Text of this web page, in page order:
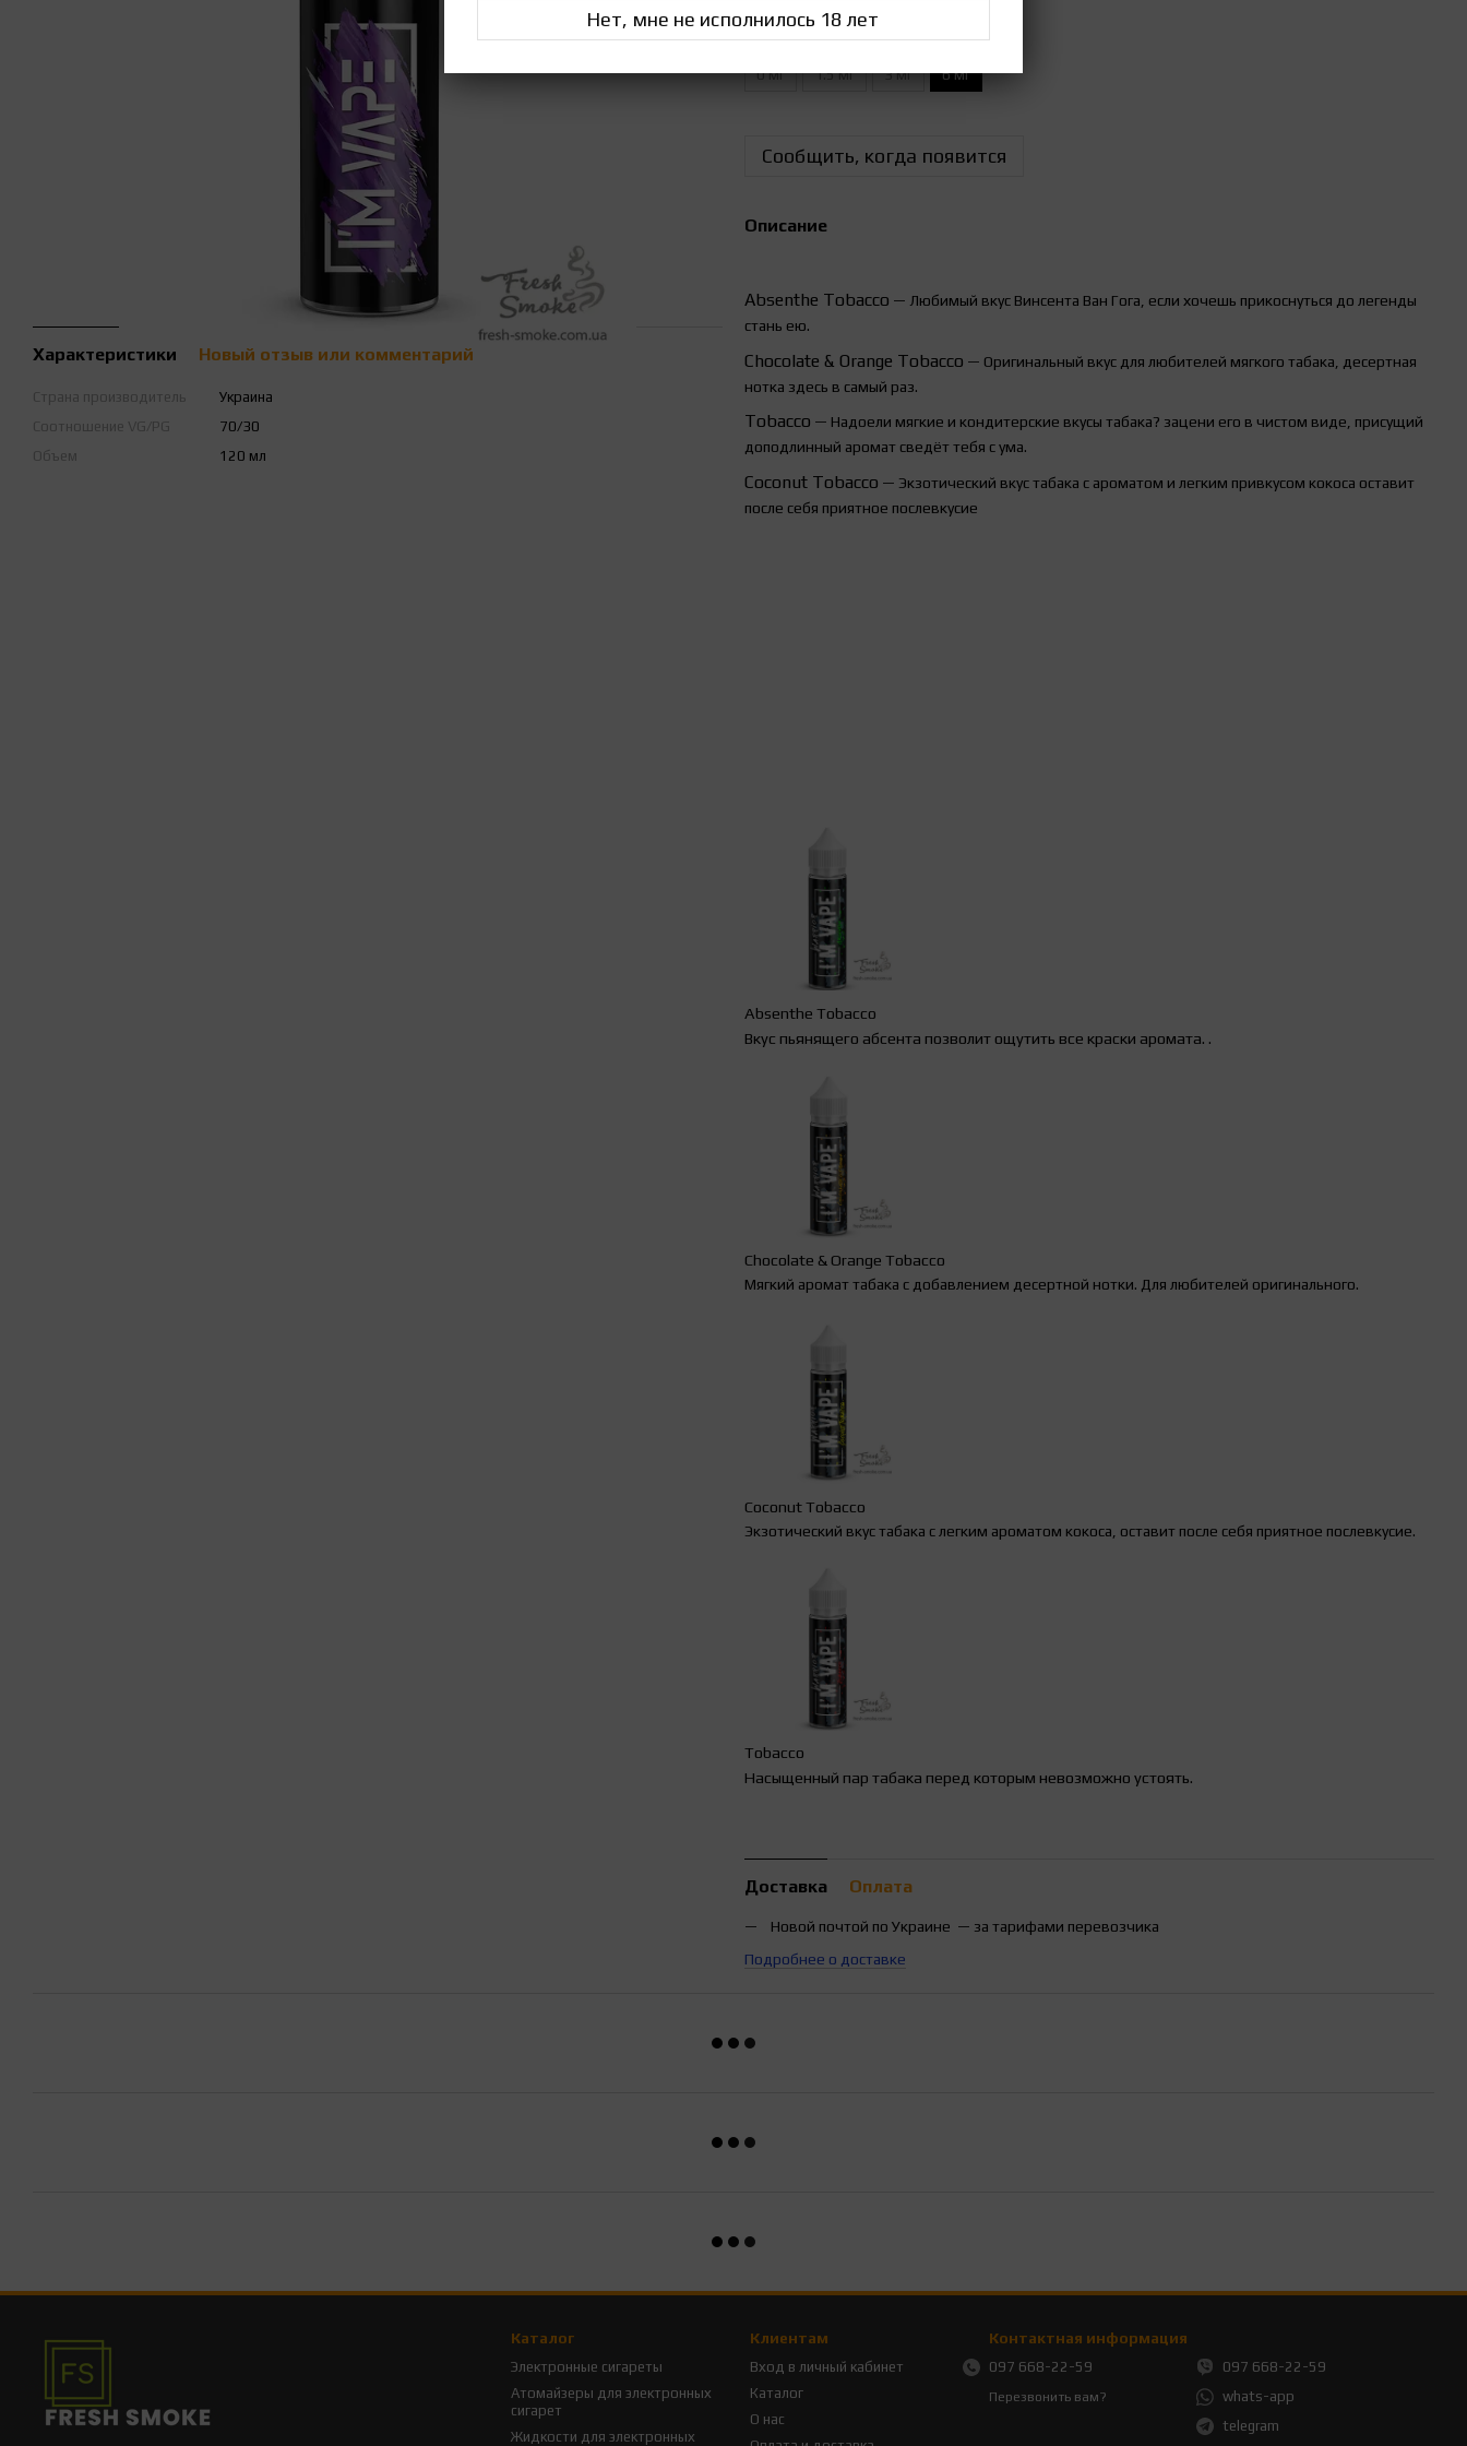
Характеристики Новый отзыв или комментарий
Страна производитель
Украина
Соотношение VG/PG
70/30
Объем
120 мл
Крепость жидкости
0 мг 1.5 мг 3 мг 6 мг
Сообщить, когда появится
Описание
Absenthe Tobacco — Любимый вкус Винсента Ван Гога, если хочешь прикоснуться до легенды
стань ею.
Chocolate & Orange Tobacco — Оригинальный вкус для любителей мягкого табака, десертная
нотка здесь в самый раз.
Tobacco — Надоели мягкие и кондитерские вкусы табака? зацени его в чистом виде, присущий
доподлинный аромат сведёт тебя с ума.
Coconut Tobacco — Экзотический вкус табака с ароматом и легким привкусом кокоса оставит
после себя приятное послевкусие
Absenthe Tobacco
Вкус пьянящего абсента позволит ощутить все краски аромата. .
Chocolate & Orange Tobacco
Мягкий аромат табака с добавлением десертной нотки. Для любителей оригинального.
Coconut Tobacco
Экзотический вкус табака с легким ароматом кокоса, оставит после себя приятное послевкусие.
Tobacco
Насыщенный пар табака перед которым невозможно устоять.
Доставка Оплата
Новой почтой по Украине — за тарифами перевозчика
Подробнее о доставке
Каталог
Электронные сигареты
Атомайзеры для электронных
сигарет
Жидкости для электронных
Клиентам
Вход в личный кабинет
Каталог
О нас
Контактная информация
097 668-22-59
Перезвонить вам?
097 668-22-59
whats-app
telegram
Нет, мне не исполнилось 18 лет